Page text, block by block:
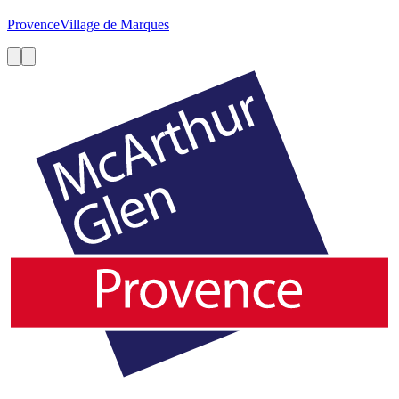
ProvenceVillage de Marques